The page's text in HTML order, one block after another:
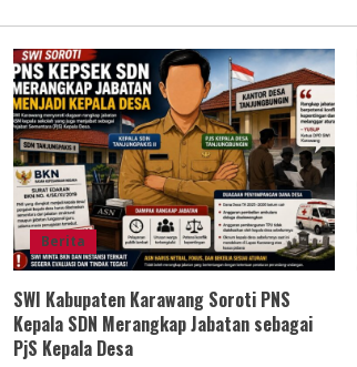
Berita
SWI Kabupaten Karawang Soroti PNS
Kepala SDN Merangkap Jabatan sebagai
PjS Kepala Desa